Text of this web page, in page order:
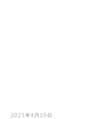
2025年4月20日